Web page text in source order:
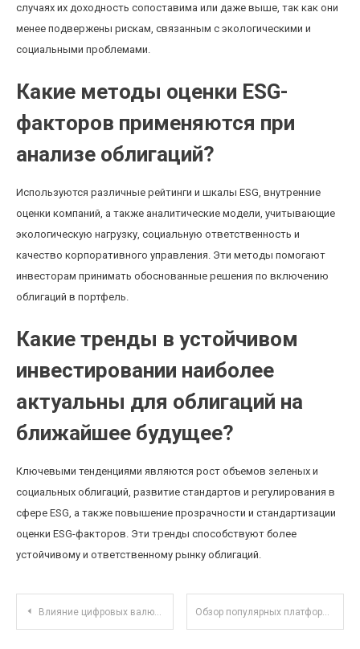
случаях их доходность сопоставима или даже выше, так как они
менее подвержены рискам, связанным с экологическими и
социальными проблемами.
Какие методы оценки ESG-
факторов применяются при
анализе облигаций?
Используются различные рейтинги и шкалы ESG, внутренние
оценки компаний, а также аналитические модели, учитывающие
экологическую нагрузку, социальную ответственность и
качество корпоративного управления. Эти методы помогают
инвесторам принимать обоснованные решения по включению
облигаций в портфель.
Какие тренды в устойчивом
инвестировании наиболее
актуальны для облигаций на
ближайшее будущее?
Ключевыми тенденциями являются рост объемов зеленых и
социальных облигаций, развитие стандартов и регулирования в
сфере ESG, а также повышение прозрачности и стандартизации
оценки ESG-факторов. Эти тренды способствуют более
устойчивому и ответственному рынку облигаций.
Навигация по записям
Влияние цифровых валют на налоговое законодательство: что ожидает налогоплательщиков? Обзор популярных платформ для совместной работы с кодом и проектами в 2025 году